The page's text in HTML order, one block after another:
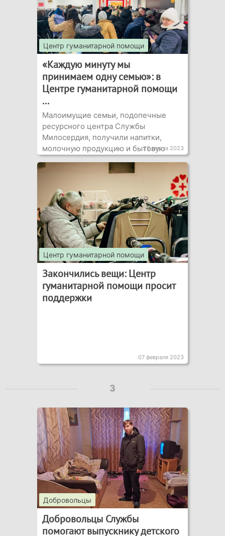
Центр гуманитарной помощи
«Каждую минуту мы
принимаем одну семью»: в
Центре гуманитарной помощи
...
Малоимущие семьи, подопечные
ресурсного центра Службы
Милосердия, получили напитки,
молочную продукцию и бытовую
химию
22 марта 2023
Центр гуманитарной помощи
Закончились вещи: Центр
гуманитарной помощи просит
поддержки
07 февраля 2023
3
Добровольцы
Добровольцы Службы
помогают выпускнику детского